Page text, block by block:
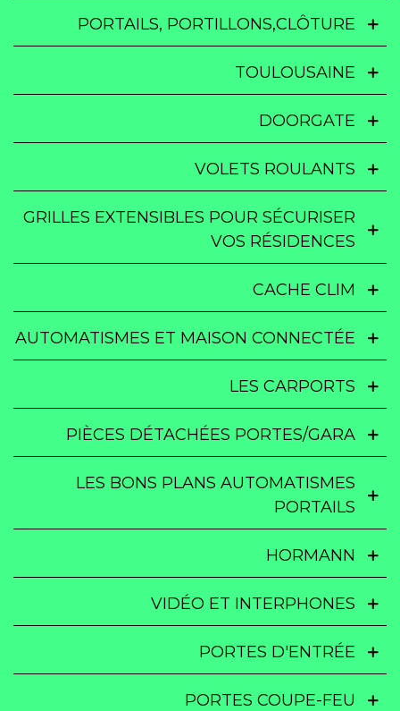
PORTAILS, PORTILLONS,CLÔTURE
TOULOUSAINE
DOORGATE
VOLETS ROULANTS
GRILLES EXTENSIBLES POUR SÉCURISER
VOS RÉSIDENCES
CACHE CLIM
AUTOMATISMES ET MAISON CONNECTÉE
LES CARPORTS
PIÈCES DÉTACHÉES PORTES/GARA
LES BONS PLANS AUTOMATISMES
PORTAILS
HORMANN
VIDÉO ET INTERPHONES
PORTES D'ENTRÉE
PORTES COUPE-FEU